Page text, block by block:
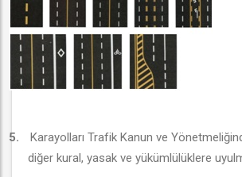
5.
Karayolları Trafik Kanun ve
diğer kural, yasak ve yükümlülüklere